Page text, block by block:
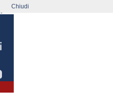
Chiudi